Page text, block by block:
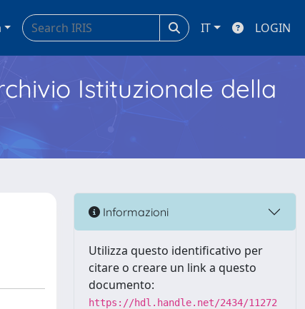
IT LOGIN
Istituzionale della
Informazioni
Utilizza questo identificativo per
citare o creare un link a questo
documento:
https://hdl.handle.net/2434/11272